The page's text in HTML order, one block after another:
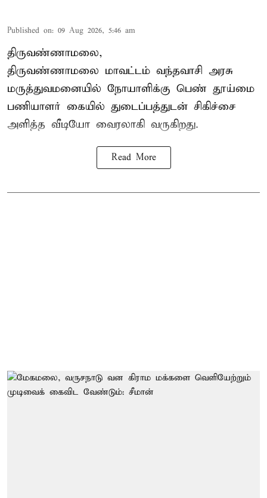
Published on: 09 Aug 2026, 5:46 am
திருவண்ணாமலை,
திருவண்ணாமலை மாவட்டம் வந்தவாசி அரசு
மருத்துவமனையில் நோயாளிக்கு பெண் தூய்மை
பணியாளர் கையில் துடைப்பத்துடன் சிகிச்சை
அளித்த வீடியோ வைரலாகி வருகிறது.
Read More